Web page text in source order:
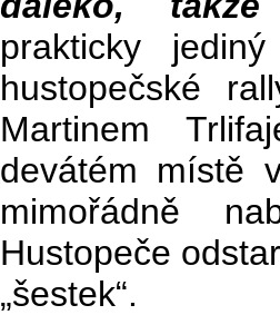
prakticky
hustopečské
Martinem
devátém místě
mimořádně
Hustopeče
„šestek“.